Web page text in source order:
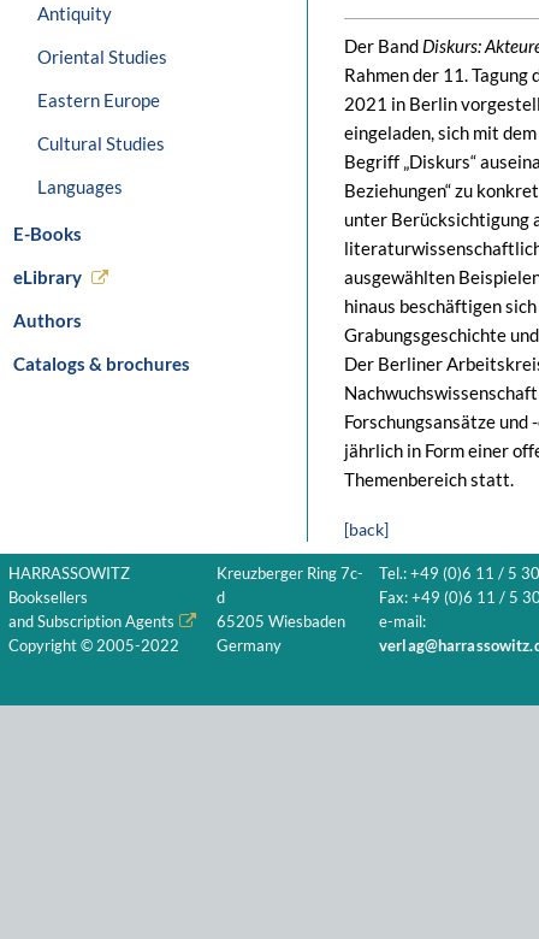
Antiquity
Oriental Studies
Eastern Europe
Cultural Studies
Languages
E-Books
eLibrary
Authors
Catalogs & brochures
Der Band Diskurs:
Rahmen der 11.
2021 in Berlin
eingeladen, sich mit
Begriff „Diskurs“
Beziehungen“ zu
unter Berücksichtigung
ausgewählten
hinaus beschäftigen
Grabungsgeschichte
Der Berliner
Forschungsansätze
jährlich in Form einer
Themenbereich statt.
[back]
HARRASSOWITZ
Booksellers
and Subscription Agents
Copyright © 2005-2022
Kreuzberger Ring 7c-
d
65205 Wiesbaden
Germany
Tel.: +49 (0)6 11 / 5
Fax: +49 (0)6 11 / 5
e-mail: